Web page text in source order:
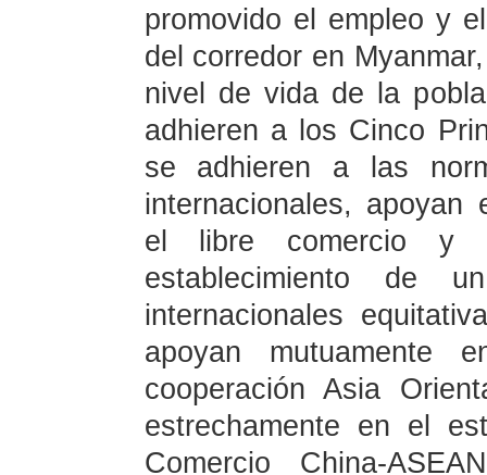
promovido el empleo y
del corredor en
nivel de vida de la
adhieren a los Cinco
se adhieren a las
internacionales, apoyan
el libre comercio y
establecimiento de
internacionales
apoyan
cooperación Asia
estrechamente en el
Comercio China-